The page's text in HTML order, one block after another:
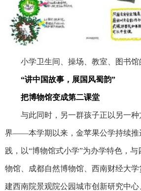
小学卫生间、操场、教室、图书馆
“讲中国故事，展国风蜀韵”
把博物馆变成第二课堂
与此同时，另一群孩子正以另一种
界——本学期以来，金苹果公学持续推
践，以“博物馆式小学”为办学特色，
物馆、成都自然博物馆、西南财经大
建西南院景观院公园城市创新研究中